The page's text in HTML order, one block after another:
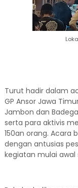
Turut hadir dalam
GP Ansor Jawa
Jambon dan
serta para aktivis
150an orang. Acara
dengan antusias
kegiatan mulai awal